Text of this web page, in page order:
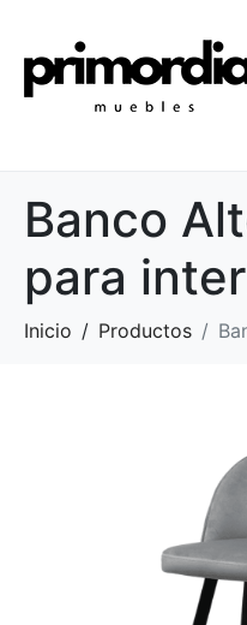
Banco
para
Inicio Productos